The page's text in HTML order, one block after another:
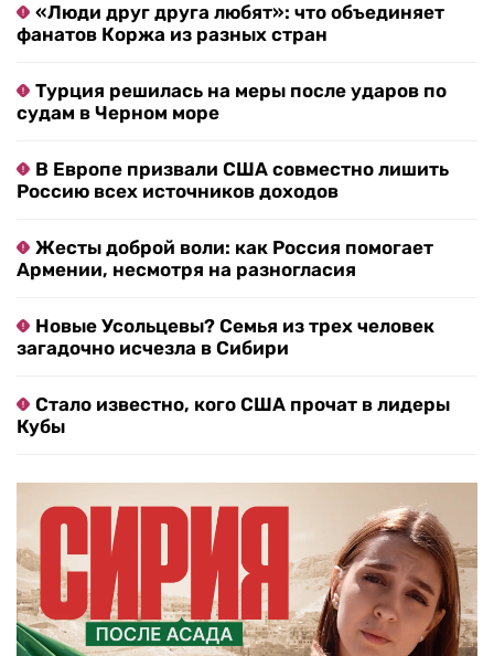
«Люди друг друга любят»: что объединяет
фанатов Коржа из разных стран
Турция решилась на меры после ударов по
судам в Черном море
В Европе призвали США совместно лишить
Россию всех источников доходов
Жесты доброй воли: как Россия помогает
Армении, несмотря на разногласия
Новые Усольцевы? Семья из трех человек
загадочно исчезла в Сибири
Стало известно, кого США прочат в лидеры
Кубы